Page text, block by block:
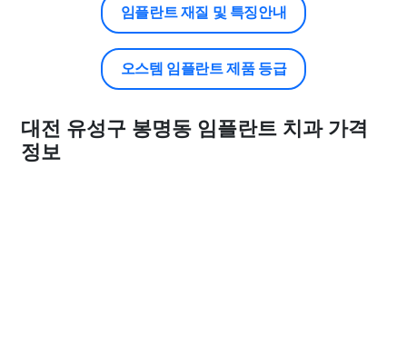
임플란트 재질 및 특징안내
오스템 임플란트 제품 등급
대전 유성구 봉명동 임플란트 치과 가격
정보